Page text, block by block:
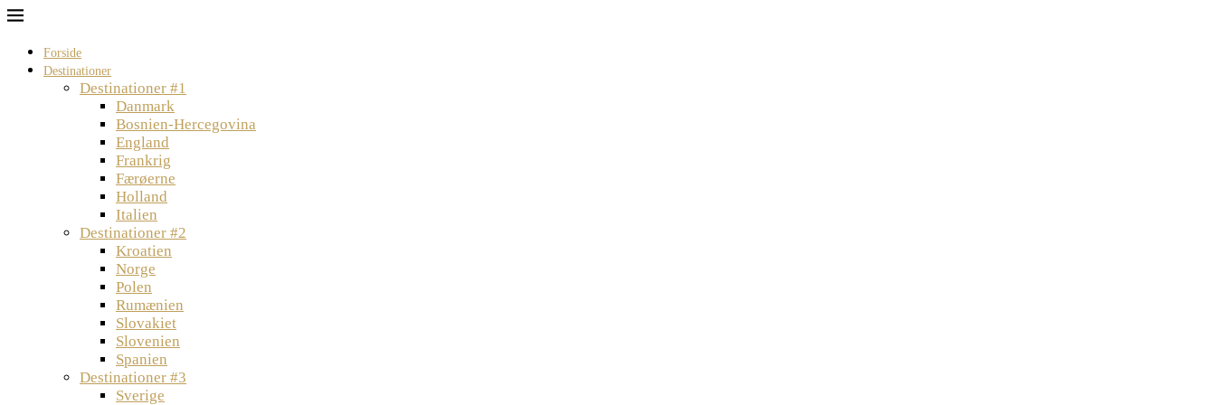
Forside
Destinationer
Destinationer #1
Danmark
Bosnien-Hercegovina
England
Frankrig
Færøerne
Holland
Italien
Destinationer #2
Kroatien
Norge
Polen
Rumænien
Slovakiet
Slovenien
Spanien
Destinationer #3
Sverige